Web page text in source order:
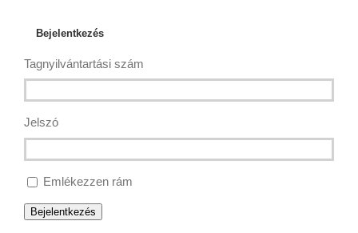
Bejelentkezés
Tagnyilvántartási szám
Jelszó
Emlékezzen rám
Bejelentkezés